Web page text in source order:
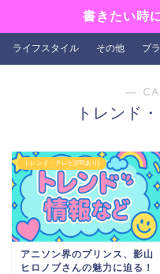
書きたい時
ライフスタイル その他 プ
―
トレンド
トレンド・テレビ(PRあり)
アニソン界のプリンス、影山
ヒロノブさんの魅力に迫る！